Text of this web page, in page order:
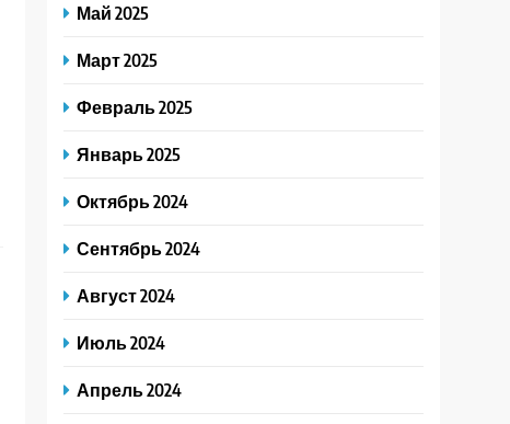
Май 2025
Март 2025
Февраль 2025
Январь 2025
Октябрь 2024
Сентябрь 2024
Август 2024
Июль 2024
Апрель 2024